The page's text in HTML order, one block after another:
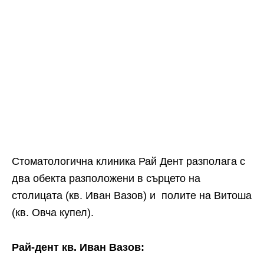
Стоматологична клиника Рай Дент разполага с
два обекта разположени в сърцето на
столицата (кв. Иван Вазов) и полите на Витоша
(кв. Овча купел).
Рай-дент кв. Иван Вазов: